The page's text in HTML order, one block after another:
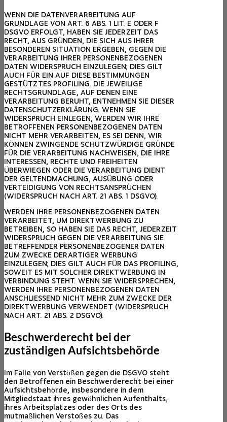
WENN DIE DATENVERARBEITUNG AUF
GRUNDLAGE VON ART. 6 ABS. 1 LIT. E ODER F
DSGVO ERFOLGT, HABEN SIE JEDERZEIT DAS
RECHT, AUS GRÜNDEN, DIE SICH AUS IHRER
BESONDEREN SITUATION ERGEBEN, GEGEN DIE
VERARBEITUNG IHRER PERSONENBEZOGENEN
DATEN WIDERSPRUCH EINZULEGEN; DIES GILT
AUCH FÜR EIN AUF DIESE BESTIMMUNGEN
GESTÜTZTES PROFILING. DIE JEWEILIGE
RECHTSGRUNDLAGE, AUF DENEN EINE
VERARBEITUNG BERUHT, ENTNEHMEN SIE DIESER
DATENSCHUTZERKLÄRUNG. WENN SIE
WIDERSPRUCH EINLEGEN, WERDEN WIR IHRE
BETROFFENEN PERSONENBEZOGENEN DATEN
NICHT MEHR VERARBEITEN, ES SEI DENN, WIR
KÖNNEN ZWINGENDE SCHUTZWÜRDIGE GRÜNDE
FÜR DIE VERARBEITUNG NACHWEISEN, DIE IHRE
INTERESSEN, RECHTE UND FREIHEITEN
ÜBERWIEGEN ODER DIE VERARBEITUNG DIENT
DER GELTENDMACHUNG, AUSÜBUNG ODER
VERTEIDIGUNG VON RECHTSANSPRÜCHEN
(WIDERSPRUCH NACH ART. 21 ABS. 1 DSGVO).
WERDEN IHRE PERSONENBEZOGENEN DATEN
VERARBEITET, UM DIREKTWERBUNG ZU
BETREIBEN, SO HABEN SIE DAS RECHT, JEDERZEIT
WIDERSPRUCH GEGEN DIE VERARBEITUNG SIE
BETREFFENDER PERSONENBEZOGENER DATEN
ZUM ZWECKE DERARTIGER WERBUNG
EINZULEGEN; DIES GILT AUCH FÜR DAS PROFILING,
SOWEIT ES MIT SOLCHER DIREKTWERBUNG IN
VERBINDUNG STEHT. WENN SIE WIDERSPRECHEN,
WERDEN IHRE PERSONENBEZOGENEN DATEN
ANSCHLIESSEND NICHT MEHR ZUM ZWECKE DER
DIREKTWERBUNG VERWENDET (WIDERSPRUCH
NACH ART. 21 ABS. 2 DSGVO).
Beschwerde­recht bei der
zuständigen Aufsichts­behörde
Im Falle von Verstößen gegen die DSGVO steht
den Betroffenen ein Beschwerderecht bei einer
Aufsichtsbehörde, insbesondere in dem
Mitgliedstaat ihres gewöhnlichen Aufenthalts,
ihres Arbeitsplatzes oder des Orts des
mutmaßlichen Verstoßes zu. Das